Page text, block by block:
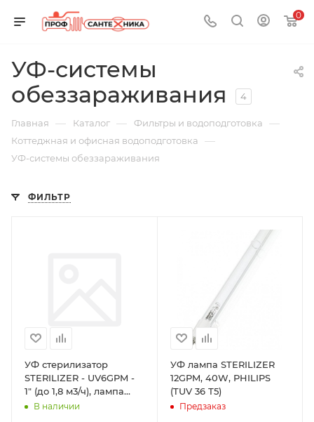
0
УФ-системы
обеззараживания
4
Главная — Каталог — Фильтры и водоподготовка —
Коттеджная и офисная водоподготовка —
УФ-системы обеззараживания
ФИЛЬТР
УФ стерилизатор
STERILIZER - UV6GPM -
1" (до 1,8 м3/ч), лампа
PHILIPS
В наличии
УФ лампа STERILIZER
12GPM, 40W, PHILIPS
(TUV 36 Т5)
Предзаказ